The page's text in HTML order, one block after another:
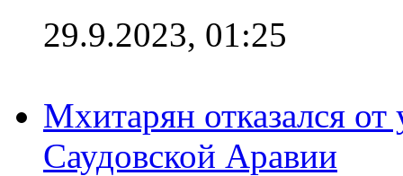
29.9.2023, 01:25
Мхитарян отказался от
Саудовской Аравии